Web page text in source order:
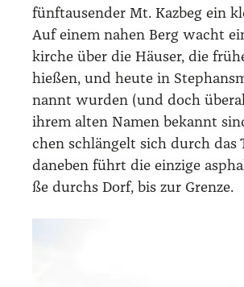
fünf­tau­sen­der Mt. Kaz­beg ein
Auf einem nahen Berg wacht
kir­che über die Häu­ser, die
hie­ßen, und heu­te in
nannt wur­den (und doch
ihrem alten Namen bekannt
chen schlän­gelt sich durch das
dane­ben führt die ein­zi­ge
ße durchs Dorf, bis zur Gren­ze.